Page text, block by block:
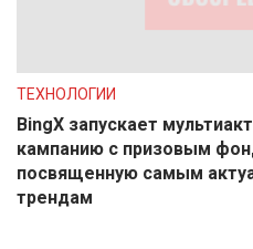
ТЕХНОЛОГИИ
BingX запускает
кампанию с призовым
посвященную самым
трендам